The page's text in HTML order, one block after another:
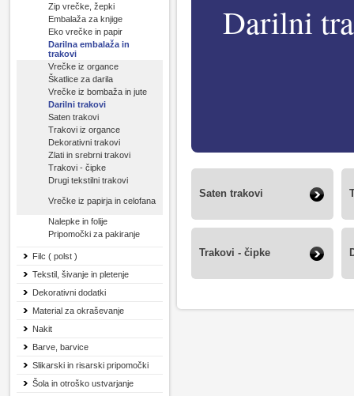
Zip vrečke, žepki
Embalaža za knjige
Eko vrečke in papir
Darilna embalaža in
trakovi
Vrečke iz organce
Škatlice za darila
Vrečke iz bombaža in jute
Darilni trakovi
Saten trakovi
Trakovi iz organce
Dekorativni trakovi
Zlati in srebrni trakovi
Trakovi - čipke
Drugi tekstilni trakovi
Vrečke iz papirja in celofana
Nalepke in folije
Pripomočki za pakiranje
Filc ( polst )
Tekstil, šivanje in pletenje
Dekorativni dodatki
Material za okraševanje
Nakit
Barve, barvice
Slikarski in risarski pripomočki
Šola in otroško ustvarjanje
Darilni
Saten trakovi
Trakovi - čipke